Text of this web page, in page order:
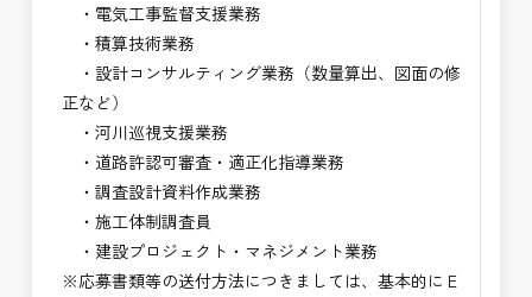
・電気工事監督支援業務
・積算技術業務
・設計コンサルティング業務（数量算出、図面の修
正など）
・河川巡視支援業務
・道路許認可審査・適正化指導業務
・調査設計資料作成業務
・施工体制調査員
・建設プロジェクト・マネジメント業務
※応募書類等の送付方法につきましては、基本的にＥ